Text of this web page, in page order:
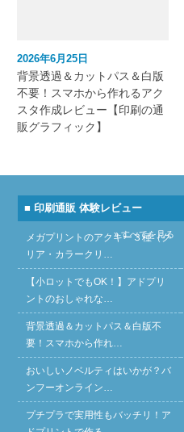
2026年6月25日
背景透過＆カットパス＆白版
不要！スマホから作れるアク
スタ作成レビュー【印刷の通
販グラフィック】
■ 印刷通販 体験レビュー
» すべてを見る
メガプリントのアクキー３種（ク
リア・カラークリ…
【小ロットでもOK！】アドプリ
ントのおしゃれな…
背景透過＆カットパス＆白版不
要！スマホから作れ…
おいしいノベルティはいかが？バ
ンフーオンライン…
プチプラで実用性もバッチリ！ア